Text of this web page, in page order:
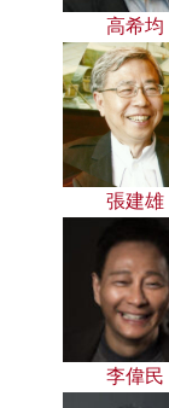
高希均
張建雄
李偉民